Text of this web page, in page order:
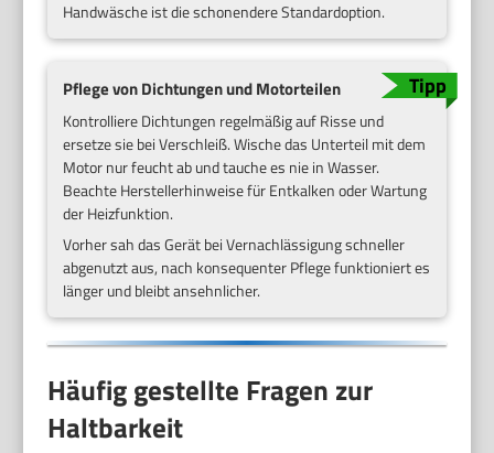
Handwäsche ist die schonendere Standardoption.
Pflege von Dichtungen und Motorteilen
Kontrolliere Dichtungen regelmäßig auf Risse und
ersetze sie bei Verschleiß. Wische das Unterteil mit dem
Motor nur feucht ab und tauche es nie in Wasser.
Beachte Herstellerhinweise für Entkalken oder Wartung
der Heizfunktion.
Vorher sah das Gerät bei Vernachlässigung schneller
abgenutzt aus, nach konsequenter Pflege funktioniert es
länger und bleibt ansehnlicher.
Häufig gestellte Fragen zur
Haltbarkeit